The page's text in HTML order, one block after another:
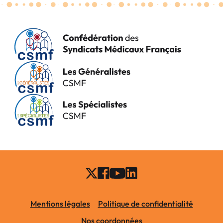
Mentions légales
Politique de confidentialité
Nos coordonnées